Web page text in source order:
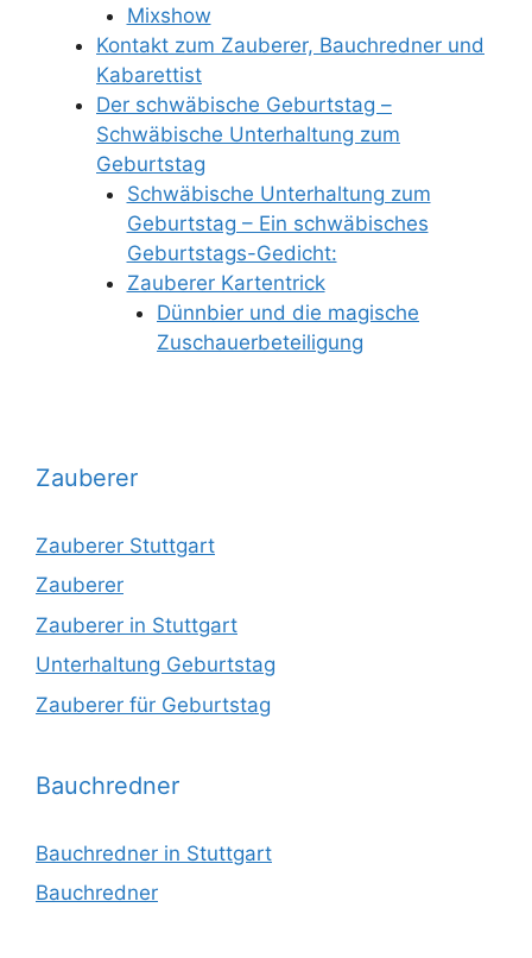
Mixshow
Kontakt zum Zauberer, Bauchredner und
Kabarettist
Der schwäbische Geburtstag –
Schwäbische Unterhaltung zum
Geburtstag
Schwäbische Unterhaltung zum
Geburtstag – Ein schwäbisches
Geburtstags-Gedicht:
Zauberer Kartentrick
Dünnbier und die magische
Zuschauerbeteiligung
Zauberer
Zauberer Stuttgart
Zauberer
Zauberer in Stuttgart
Unterhaltung Geburtstag
Zauberer für Geburtstag
Bauchredner
Bauchredner in Stuttgart
Bauchredner